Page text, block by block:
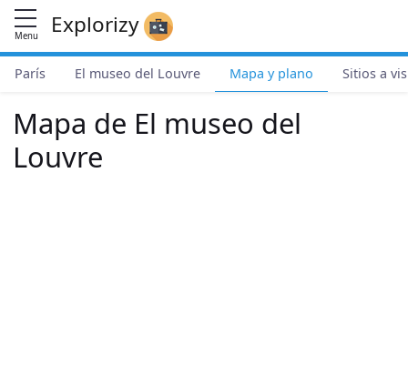
Menu Explorizy
París El museo del Louvre Mapa y plano Sitios a
Mapa de El museo del
Louvre